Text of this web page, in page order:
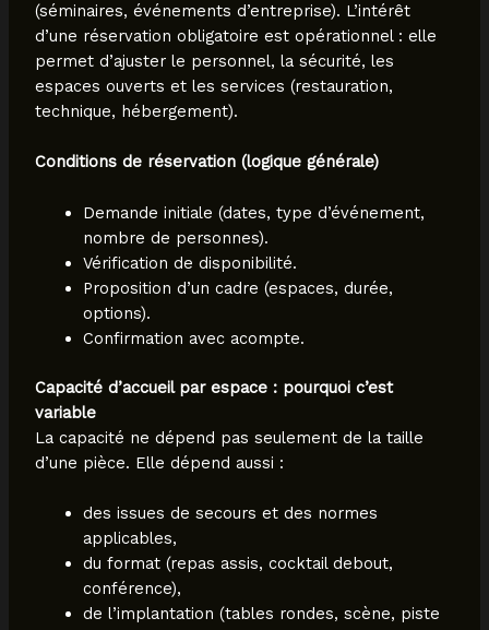
(séminaires, événements d’entreprise). L’intérêt
d’une réservation obligatoire est opérationnel : elle
permet d’ajuster le personnel, la sécurité, les
espaces ouverts et les services (restauration,
technique, hébergement).
Conditions de réservation (logique générale)
Demande initiale (dates, type d’événement,
nombre de personnes).
Vérification de disponibilité.
Proposition d’un cadre (espaces, durée,
options).
Confirmation avec acompte.
Capacité d’accueil par espace : pourquoi c’est
variable
La capacité ne dépend pas seulement de la taille
d’une pièce. Elle dépend aussi :
des issues de secours et des normes
applicables,
du format (repas assis, cocktail debout,
conférence),
de l’implantation (tables rondes, scène, piste